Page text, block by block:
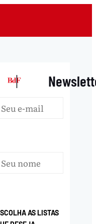
|
AS LISTAS